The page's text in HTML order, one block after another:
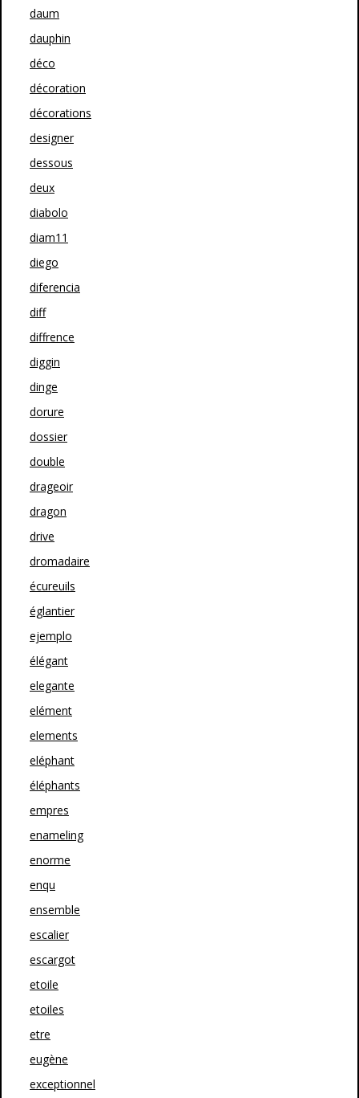
daum
dauphin
déco
décoration
décorations
designer
dessous
deux
diabolo
diam11
diego
diferencia
diff
diffrence
diggin
dinge
dorure
dossier
double
drageoir
dragon
drive
dromadaire
écureuils
églantier
ejemplo
élégant
elegante
elément
elements
eléphant
éléphants
empres
enameling
enorme
enqu
ensemble
escalier
escargot
etoile
etoiles
etre
eugène
exceptionnel